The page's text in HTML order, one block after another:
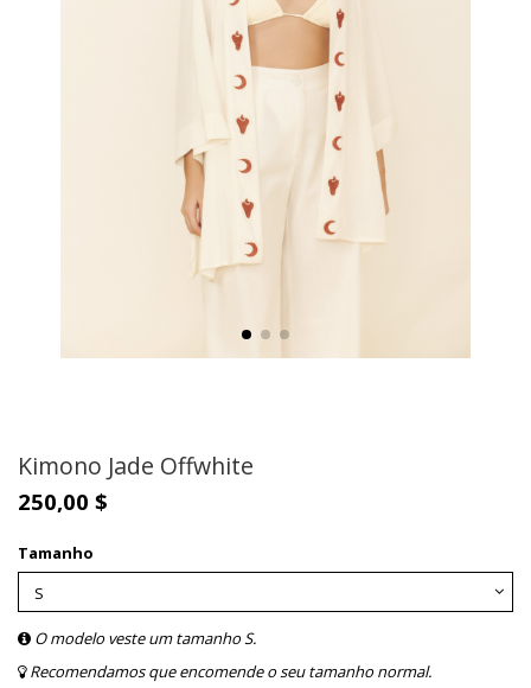
Kimono Jade Offwhite
250,00 $
Tamanho
O modelo veste um tamanho S.
Recomendamos que encomende o seu tamanho normal.